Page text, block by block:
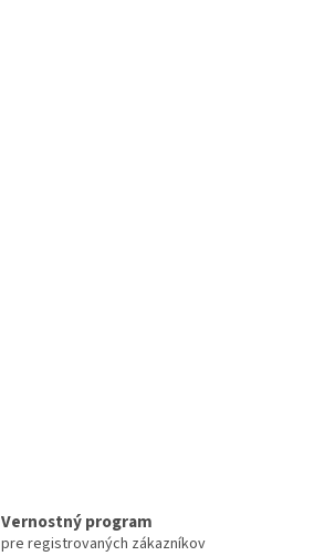
Vernostný program
pre registrovaných zákazníkov